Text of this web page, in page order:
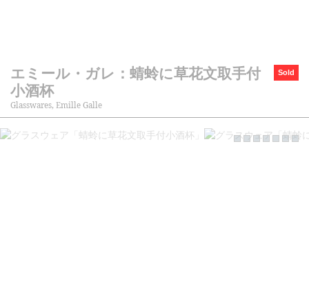
Sold
エミール・ガレ：蜻蛉に草花文取手付
小酒杯
Glasswares, Emille Galle